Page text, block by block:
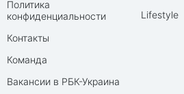
Политика
конфиденциальности
Контакты
Команда
Вакансии в РБК-Украина
Lifestyle